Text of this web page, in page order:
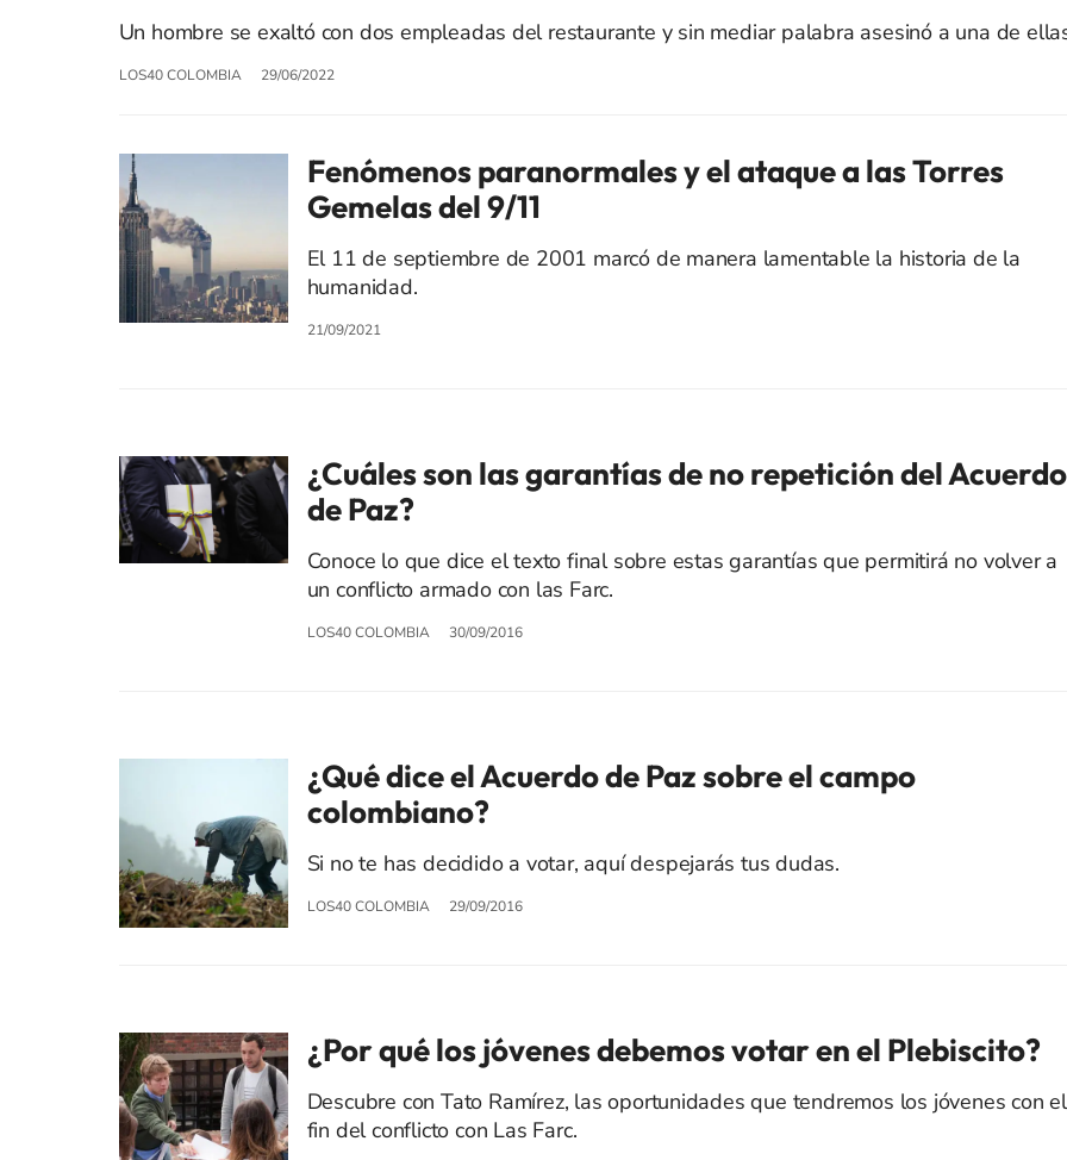
Un hombre se exaltó con dos empleadas del restaurante y sin mediar palabra asesinó a una de
LOS40 COLOMBIA 29/06/2022
Fenómenos paranormales y el ataque a las Torres
Gemelas del 9/11
El 11 de septiembre de 2001 marcó de manera lamentable la historia de la
humanidad.
21/09/2021
¿Cuáles son las garantías de no repetición del Acuerdo
de Paz?
Conoce lo que dice el texto final sobre estas garantías que permitirá no volver a
un conflicto armado con las Farc.
LOS40 COLOMBIA 30/09/2016
¿Qué dice el Acuerdo de Paz sobre el campo
colombiano?
Si no te has decidido a votar, aquí despejarás tus dudas.
LOS40 COLOMBIA 29/09/2016
¿Por qué los jóvenes debemos votar en el Plebiscito?
Descubre con Tato Ramírez, las oportunidades que tendremos los jóvenes con el
fin del conflicto con Las Farc.